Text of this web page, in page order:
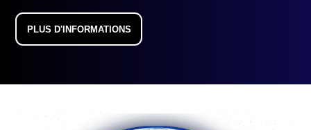
PLUS D'INFORMATIONS